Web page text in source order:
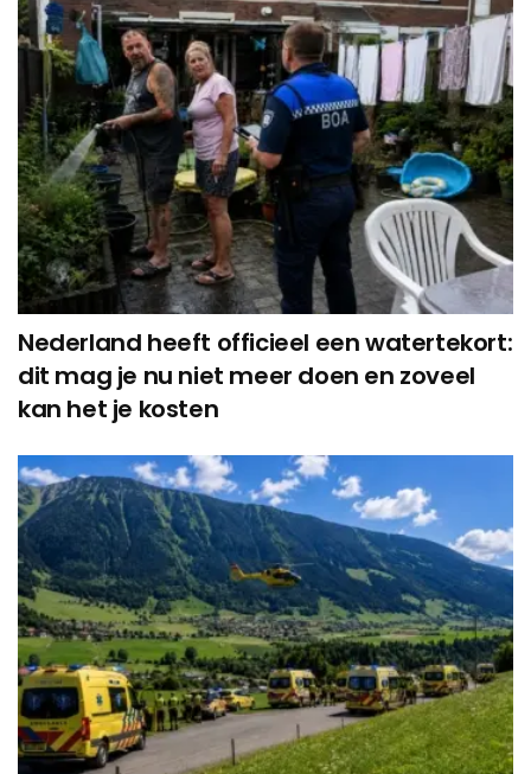
Nederland heeft officieel een watertekort:
dit mag je nu niet meer doen en zoveel
kan het je kosten